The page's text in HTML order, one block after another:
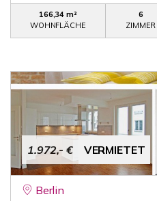
166,34 m²
WOHNFLÄCHE
6
ZIMMER
1.972,- € VERMIETET
Berlin